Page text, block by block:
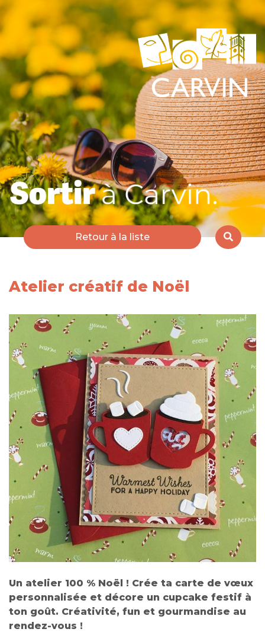
Retour à la liste
Atelier créatif de Noël
Un atelier 100 % Noël ! Crée ta carte de vœux
personnalisée et décore un cupcake festif à
ton goût. Créativité, fun et gourmandise au
rendez-vous !